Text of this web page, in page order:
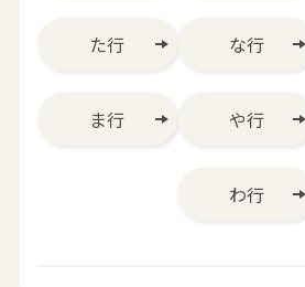
た行 な行
ま行 や行
わ行